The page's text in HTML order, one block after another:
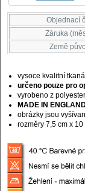
Objednací
Záruka
Země
vysoce kvalitní
určeno pouze pro
vyrobeno z
MADE IN
obrázky jsou
rozměry 7,5 cm x 10